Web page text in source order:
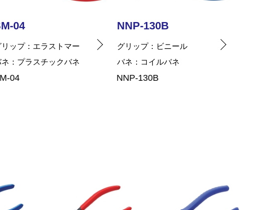
130B
リップ
ビニール
コイルバネ
130B
SNP-115
グリップ
ビニール
バネ
コイルバネ
SNP-115